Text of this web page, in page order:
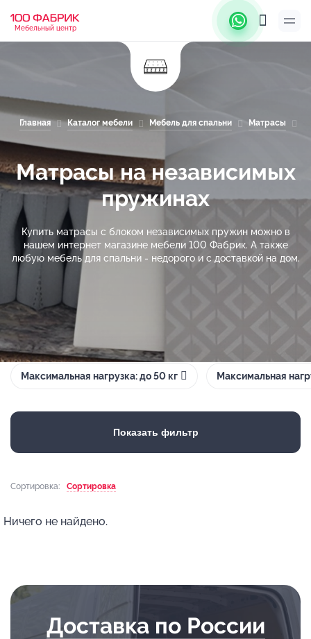
Мебельный центр
Главная Каталог мебели Мебель для спальни Матрасы
Матрасы на независимых
пружинах
Купить матрасы с блоком независимых пружин можно в
нашем интернет магазине мебели 100 Фабрик. А также
любую мебель для спальни - недорого и с доставкой на дом.
Максимальная нагрузка: до 50 кг Максимальная
Показать фильтр
Сортировка: Сортировка
Ничего не найдено.
Доставка по России